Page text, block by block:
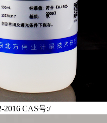
2016 CAS号:/